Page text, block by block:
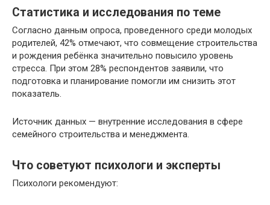
Статистика и исследования по теме
Согласно данным опроса, проведенного среди молодых
родителей, 42% отмечают, что совмещение строительства
и рождения ребёнка значительно повысило уровень
стресса. При этом 28% респондентов заявили, что
подготовка и планирование помогли им снизить этот
показатель.
Источник данных — внутренние исследования в сфере
семейного строительства и менеджмента.
Что советуют психологи и эксперты
Психологи рекомендуют: